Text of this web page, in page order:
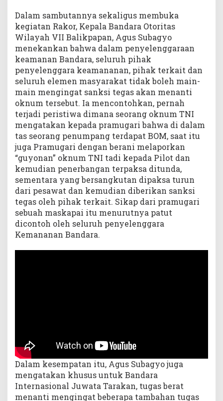
Dalam sambutannya sekaligus membuka
kegiatan Rakor, Kepala Bandara Otoritas
Wilayah VII Balikpapan, Agus Subagyo
menekankan bahwa dalam penyelenggaraan
keamanan Bandara, seluruh pihak
penyelenggara keamananan, pihak terkait dan
seluruh elemen masyarakat tidak boleh main-
main mengingat sanksi tegas akan menanti
oknum tersebut. Ia mencontohkan, pernah
terjadi peristiwa dimana seorang oknum TNI
mengatakan kepada pramugari bahwa di dalam
tas seorang penumpang terdapat BOM, saat itu
juga Pramugari dengan berani melaporkan
“guyonan” oknum TNI tadi kepada Pilot dan
kemudian penerbangan terpaksa ditunda,
sementara yang bersangkutan dipaksa turun
dari pesawat dan kemudian diberikan sanksi
tegas oleh pihak terkait. Sikap dari pramugari
sebuah maskapai itu menurutnya patut
dicontoh oleh seluruh penyelenggara
Kemananan Bandara.
Dalam kesempatan itu, Agus Subagyo juga
mengatakan khusus untuk Bandara
Internasional Juwata Tarakan, tugas berat
menanti mengingat beberapa tambahan tugas